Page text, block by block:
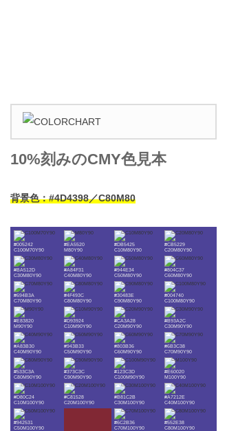
10%刻みのCMY色見本
背景色：#4D4398／C80M80
#005242
C100M70Y90
#EA5520
M80Y90
#DB5425
C10M80Y90
#CB5229
C20M80Y90
#BA512D
C30M80Y90
#A84F31
C40M80Y90
#944E34
C50M80Y90
#804C37
C60M80Y90
#694B3A
C70M80Y90
#4F493C
C80M80Y90
#30483E
C90M80Y90
#004740
C100M80Y90
#E83820
M90Y90
#D93924
C10M90Y90
#CA3A28
C20M90Y90
#B93A2C
C30M90Y90
#A83B30
C40M90Y90
#943B33
C50M90Y90
#803B36
C60M90Y90
#6B3C38
C70M90Y90
#533C3A
C80M90Y90
#373C3C
C90M90Y90
#123C3D
C100M90Y90
#E60020
M100Y90
#D80C24
C10M100Y90
#C81528
C20M100Y90
#B81C2B
C30M100Y90
#A7212E
C40M100Y90
#942531
C50M100Y90
#6C2B36
C70M100Y90
#552E38
C80M100Y90